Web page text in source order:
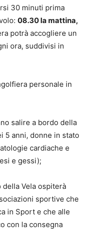
30 minuti prima
08.30 la mattina,
potrà accogliere un
ora, suddivisi in
personale in
salire a bordo della
5 anni, donne in stato
cardiache e
e gessi);
della Vela ospiterà
sportive che
in Sport e che alle
con la consegna